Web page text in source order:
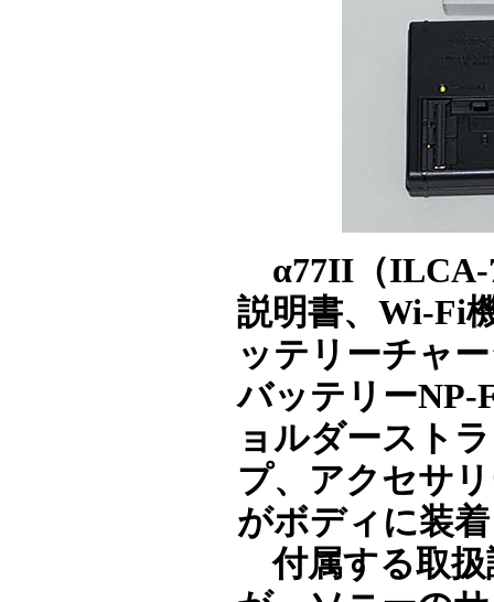
α77II（ILCA-
説明書、Wi-Fi
ッテリーチャ
バッテリーNP-
ョルダースト
プ、アクセサ
がボディに装
付属する取扱